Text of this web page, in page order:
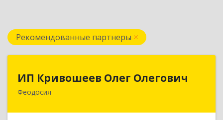
Рекомендованные партнеры
ИП Кривошеев Олег Олегович
Феодосия